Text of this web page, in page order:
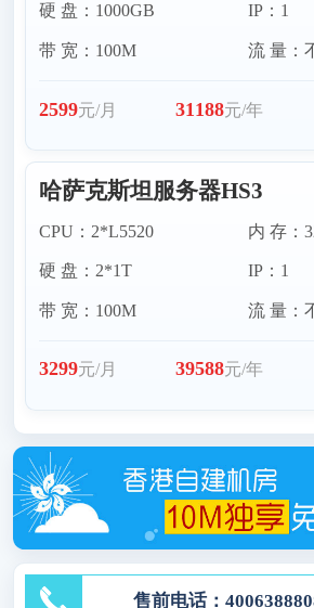
孟加拉国服务器
硬 盘：1000GB
带 宽：100M
IP：1
流 量：
2599元/月 31188元/年
哈萨克斯坦服务器HS3
CPU：2*L5520
硬 盘：2*1T
带 宽：100M
内 存：
IP：1
流 量：
3299元/月 39588元/年
售前电话：